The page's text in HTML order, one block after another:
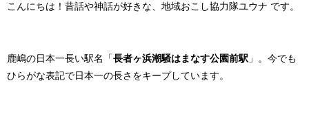
こんにちは！昔話や神話が好きな、地域おこし協力隊ユウナ です。
鹿嶋の日本一長い駅名「長者ヶ浜潮騒はまなす公園前駅 」。今でも
ひらがな表記で日本一の長さをキープしています。